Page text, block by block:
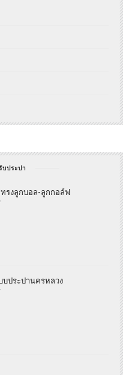
ประปา
ทรงลูกบอล-ลูกกอล์ฟ
บประปานครหลวง